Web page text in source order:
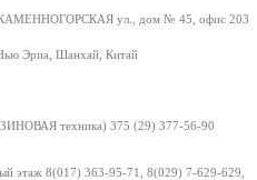
КАМЕННОГОРСКАЯ ул., дом № 45, офис 203
Эриа, Шанхай, Китай
техника) 375 (29) 377-56-90
этаж 8(017) 363-95-71, 8(029) 7-629-629,